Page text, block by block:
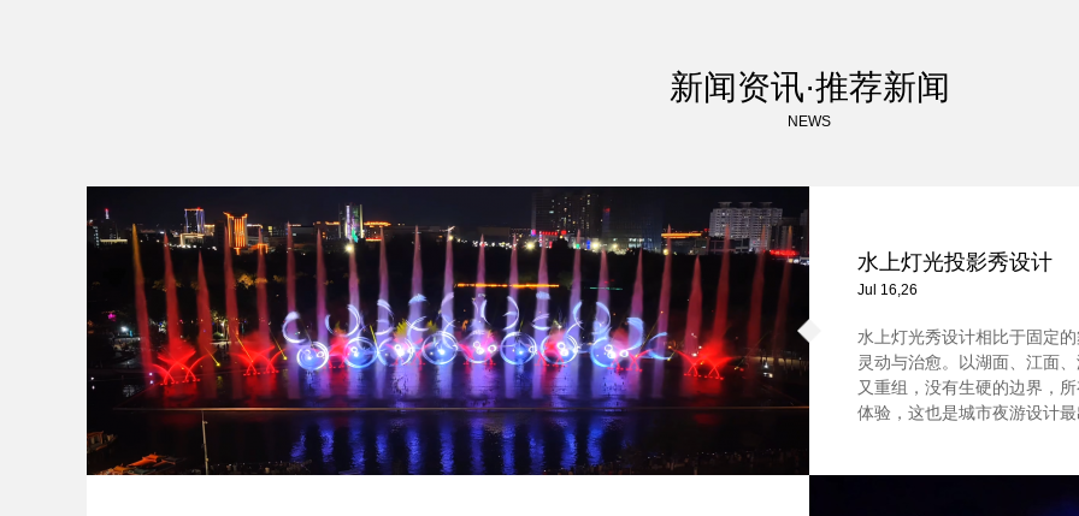
新闻资讯·推荐新闻
NEWS
水上灯光投影秀设计
Jul 16,26
水上灯光秀设计相比于固定
灵动与治愈。以湖面、江面
又重组，没有生硬的边界，
体验，这也是城市夜游设计